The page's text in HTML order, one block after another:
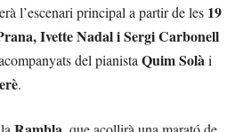
l’escenari principal a partir de les 19
Ivette Nadal i Sergi Carbonell
del pianista Quim Solài
.